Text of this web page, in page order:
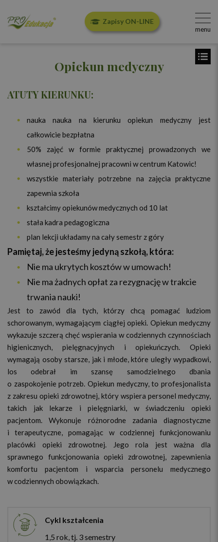
Zapisy ON-LINE
menu
Opiekun medyczny
ATUTY KIERUNKU:
nauka nauka na kierunku opiekun medyczny jest
całkowicie bezpłatna
50% zajęć w formie praktycznej prowadzonych we
własnej profesjonalnej pracowni w centrum Katowic!
wszystkie materiały potrzebne na zajęcia praktyczne
zapewnia szkoła
kształcimy opiekunów medycznych od 10 lat
stała kadra pedagogiczna
plan lekcji układamy na cały semestr z góry
Pamiętaj, że jesteśmy jedyną szkołą, która:
Nie ma ukrytych kosztów w umowach!
Nie ma żadnych opłat za rezygnację w trakcie
trwania nauki!
Jest to zawód dla tych, którzy chcą pomagać ludziom
schorowanym, wymagającym ciągłej opieki. Opiekun medyczny
wykazuje szczerą chęć wspierania w codziennych czynnościach
higienicznych, pielęgnacyjnych i opiekuńczych. Opieki
wymagają osoby starsze, jak i młode, które uległy wypadkowi,
los odebrał im szansę samodzielnego dbania
o zaspokojenie potrzeb. Opiekun medyczny, to profesjonalista
z zakresu opieki zdrowotnej, który wspiera personel medyczny,
takich jak lekarze i pielęgniarki, w świadczeniu opieki
pacjentom. Wykonuje różnorodne zadania diagnostyczne
i terapeutyczne, pomagając w codziennej funkcjonowaniu
placówki opieki zdrowotnej. Jego rola jest ważna dla
sprawnego funkcjonowania opieki zdrowotnej, zapewnienia
komfortu pacjentom i wsparcia personelu medycznego
w codziennych obowiązkach.
Cykl kształcenia
1,5 rok, tj. 3 semestry